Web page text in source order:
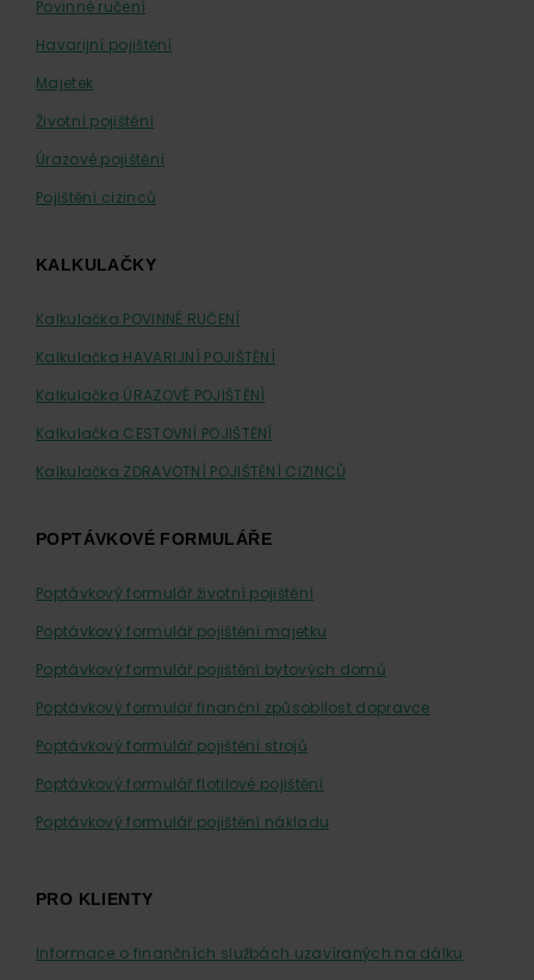
Povinné ručení
Havarijní pojištění
Majetek
Životní pojištění
Úrazové pojištění
Pojištění cizinců
KALKULAČKY
Kalkulačka POVINNÉ RUČENÍ
Kalkulačka HAVARIJNÍ POJIŠTĚNÍ
Kalkulačka ÚRAZOVÉ POJIŠTĚNÍ
Kalkulačka CESTOVNÍ POJIŠTĚNÍ
Kalkulačka ZDRAVOTNÍ POJIŠTĚNÍ CIZINCŮ
POPTÁVKOVÉ FORMULÁŘE
Poptávkový formulář životní pojištění
Poptávkový formulář pojištění majetku
Poptávkový formulář pojištění bytových domů
Poptávkový formulář finanční způsobilost dopravce
Poptávkový formulář pojištění strojů
Poptávkový formulář flotilové pojištění
Poptávkový formulář pojištění nákladu
PRO KLIENTY
Informace o finančních službách uzavíraných na dálku